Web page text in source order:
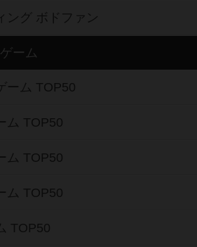
ング ボドファン
ーム
ーム TOP50
ム TOP50
ム TOP50
ム TOP50
TOP50